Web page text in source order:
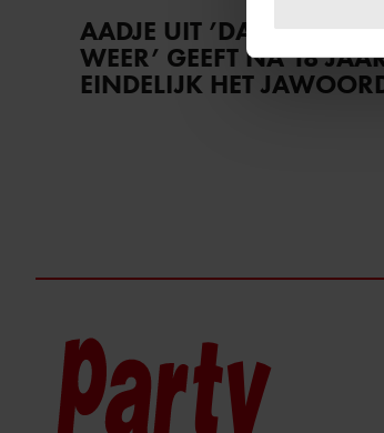
toestemming
We gebruiken
AADJE UIT ’DAAR GAAN
WEER’ GEEFT NA 18
EINDELIJK HET